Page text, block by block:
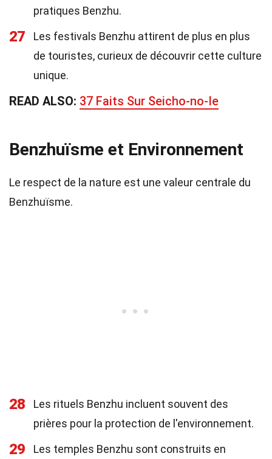
pratiques Benzhu.
27
Les festivals Benzhu attirent de plus en plus
de touristes, curieux de découvrir cette culture
unique.
READ ALSO: 37 Faits Sur Seicho-no-Ie
Benzhuïsme et Environnement
Le respect de la nature est une valeur centrale du
Benzhuïsme.
28
Les rituels Benzhu incluent souvent des
prières pour la protection de l'environnement.
29
Les temples Benzhu sont construits en